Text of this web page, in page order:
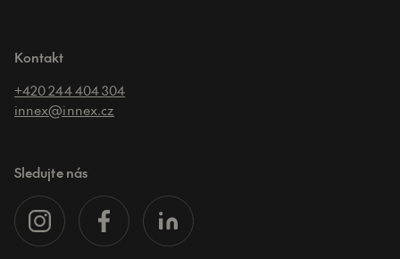
Kontakt
+420 244 404 304
innex@innex.cz
Sledujte nás